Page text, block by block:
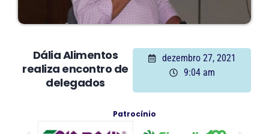
Dália Alimentos
realiza encontro de
delegados
dezembro 27, 2021
9:04 am
Patrocínio